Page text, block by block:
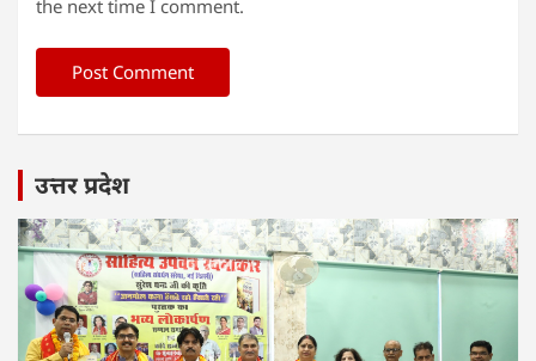
the next time I comment.
उत्तर प्रदेश